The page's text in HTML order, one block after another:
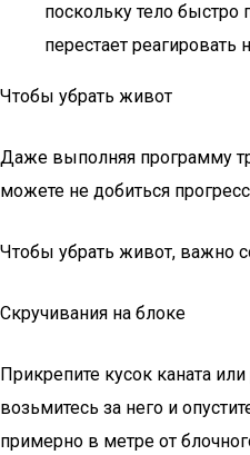
поскольку тело быстро
перестает реагировать
Чтобы убрать живот
Даже выполняя программу
можете не добиться
Чтобы убрать живот, важно
Скручивания на блоке
Прикрепите кусок каната
возьмитесь за него и
примерно в метре от